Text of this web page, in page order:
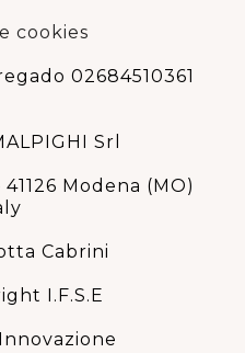
cookies
02684510361
Srl
Modena (MO)
Cabrini
I.F.S.E